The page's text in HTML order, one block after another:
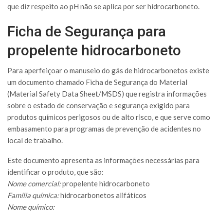
que diz respeito ao pH não se aplica por ser hidrocarboneto.
Ficha de Segurança para
propelente hidrocarboneto
Para aperfeiçoar o manuseio do gás de hidrocarbonetos existe
um documento chamado Ficha de Segurança do Material
(Material Safety Data Sheet/MSDS) que registra informações
sobre o estado de conservação e segurança exigido para
produtos químicos perigosos ou de alto risco, e que serve como
embasamento para programas de prevenção de acidentes no
local de trabalho.
Este documento apresenta as informações necessárias para
identificar o produto, que são:
Nome comercial:propelente hidrocarboneto
Família química:hidrocarbonetos alifáticos
Nome químico: